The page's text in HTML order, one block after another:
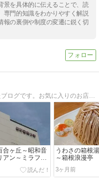
景を具体的に伝えることで、読
専門的知識をわかりやすく解説
報の裏側や制度の変遷に鋭く切
神奈川県内の飲食店を食べ歩いたブログです。お気に入りのお店だけを紹介しています。神奈川方面へお出掛けの際に参考にしていただければ幸いです。
合ヶ丘～昭和音
アン～ミラフォ
うわさの箱根
～箱根浪漫亭
3ヶ月前